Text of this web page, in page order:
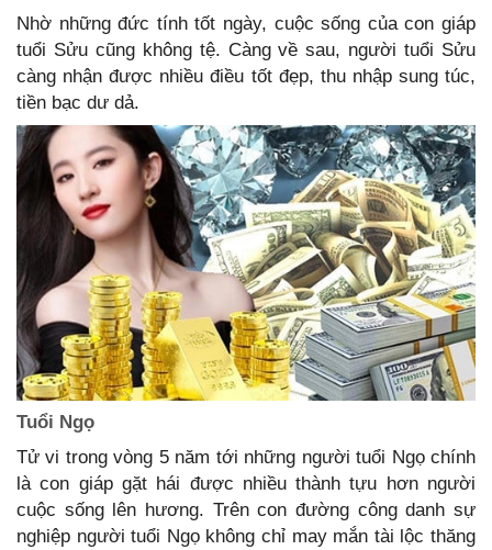
Nhờ những đức tính tốt ngày, cuộc sống của con giáp
tuổi Sửu cũng không tệ. Càng về sau, người tuổi Sửu
càng nhận được nhiều điều tốt đẹp, thu nhập sung túc,
tiền bạc dư dả.
Tuổi Ngọ
Tử vi trong vòng 5 năm tới những người tuổi Ngọ chính
là con giáp gặt hái được nhiều thành tựu hơn người
cuộc sống lên hương. Trên con đường công danh sự
nghiệp người tuổi Ngọ không chỉ may mắn tài lộc thăng